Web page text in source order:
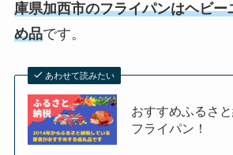
庫県加西市のフライパンはヘビー
め品です。
あわせて読みたい
おすすめふるさ
フライパン！